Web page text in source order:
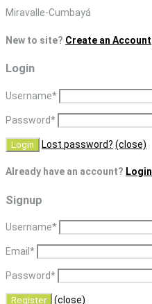
Skip
content
Miravalle-Cumbayá
New to site? Create an Account
Login
Username*
Password*
Lost password? (close)
Already have an account? Login
Signup
Username*
Email *
Password*
(close)